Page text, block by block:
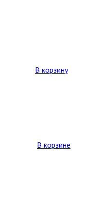
В корзину
В корзине